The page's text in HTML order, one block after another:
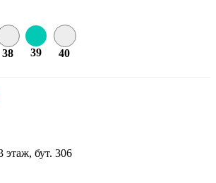
38 39 40
этаж, бут. 306